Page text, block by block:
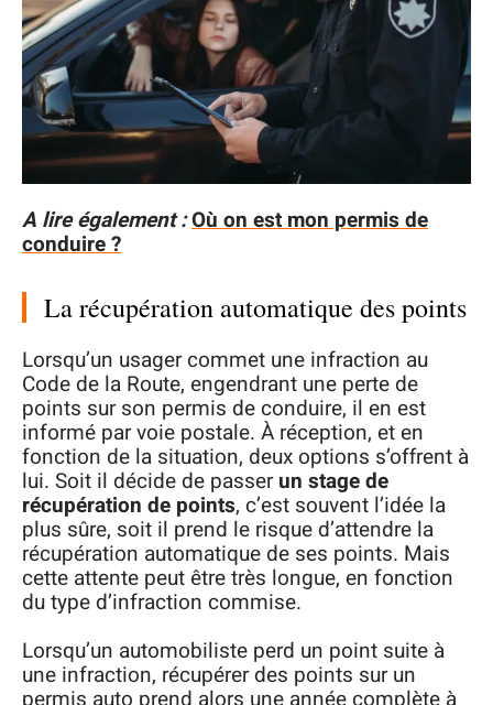
A lire également :Où on est mon permis de
conduire ?
La récupération automatique des points
Lorsqu’un usager commet une infraction au
Code de la Route, engendrant une perte de
points sur son permis de conduire, il en est
informé par voie postale. À réception, et en
fonction de la situation, deux options s’offrent à
lui. Soit il décide de passerun stage de
récupération de points, c’est souvent l’idée la
plus sûre, soit il prend le risque d’attendre la
récupération automatique de ses points. Mais
cette attente peut être très longue, en fonction
du type d’infraction commise.
Lorsqu’un automobiliste perd un point suite à
une infraction, récupérer des points sur un